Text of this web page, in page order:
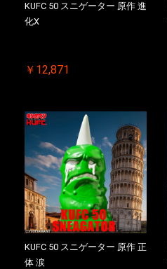
お買い物を続ける
KUFC 50 スニゲーター 原作 進
化X
￥12,871
KUFC 50 スニゲーター 原作 正
体 涙